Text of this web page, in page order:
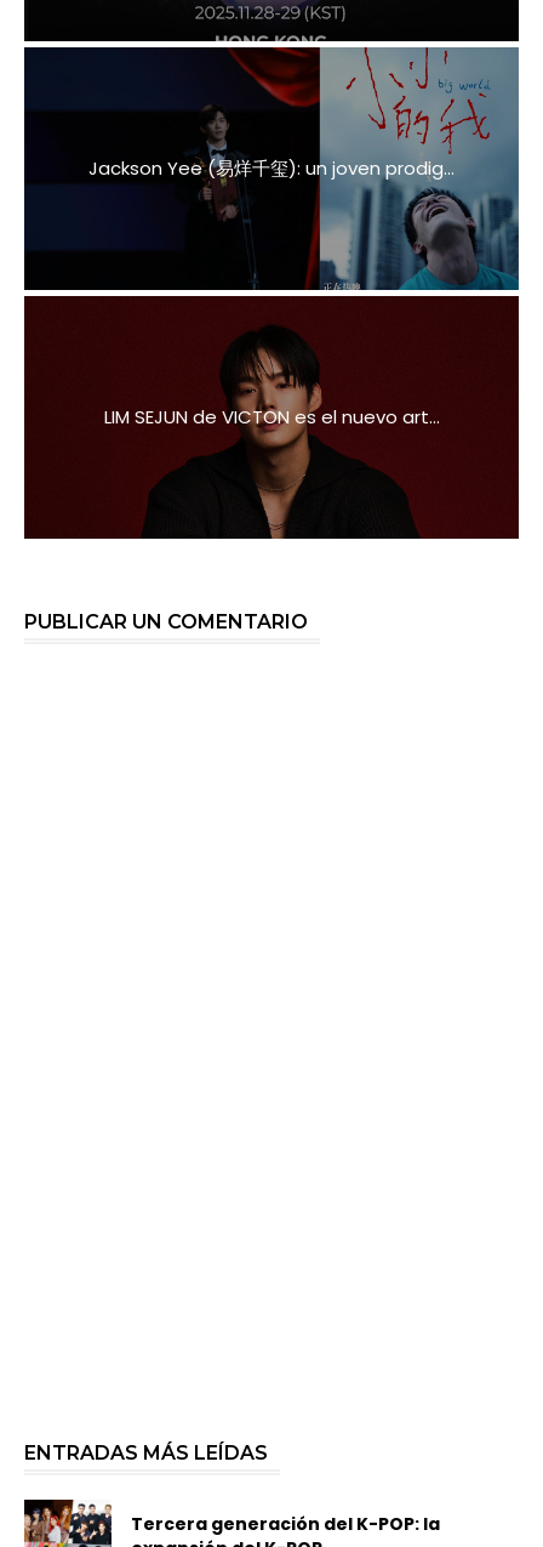
Jackson Yee (易烊千玺): un joven prodig...
LIM SEJUN de VICTON es el nuevo art...
PUBLICAR UN COMENTARIO
ENTRADAS MÁS LEÍDAS
Tercera generación del K-POP: la